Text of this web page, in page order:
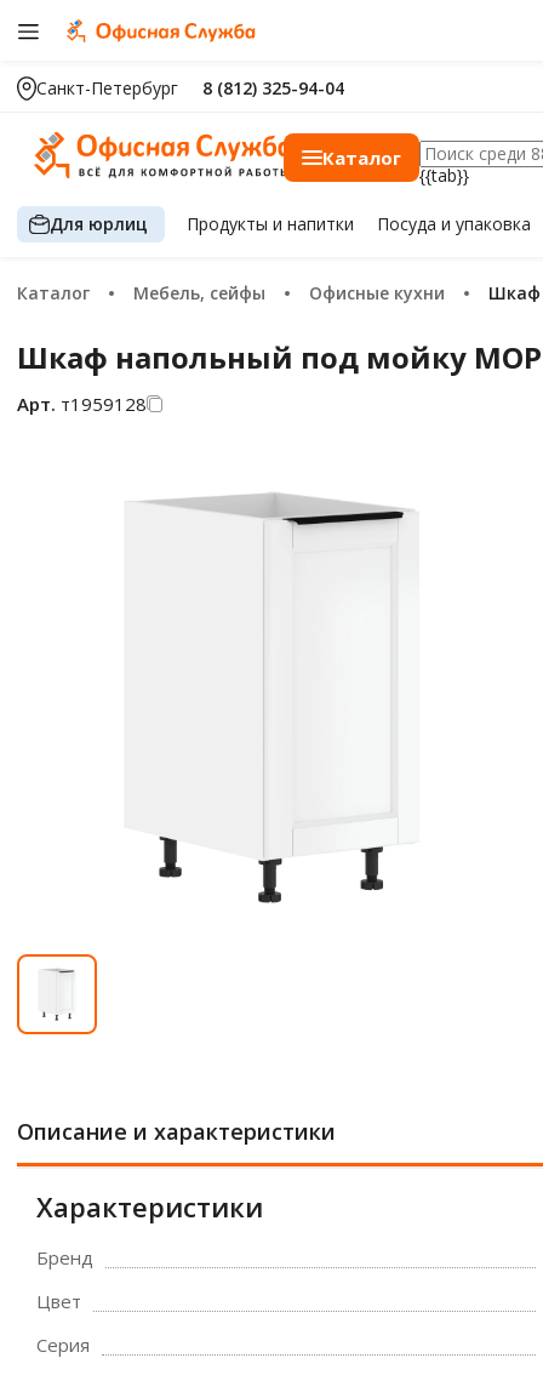
Санкт-Петербург 8 (812) 325-94-04
Каталог
{{tab}}
Для юрлиц Продуктыи напитки Посуда и упаковка
Каталог Мебель, сейфы Офисные кухни
Шкаф напольный под мойку MOP
Арт. т1959128
Описание и характеристики
Характеристики
Бренд
Цвет
Серия